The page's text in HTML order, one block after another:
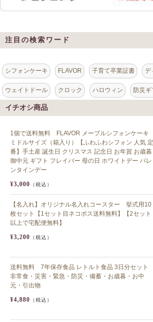
注目の検索ワード
シフォンケーキ FLAVOR 子育て卒業証書 デ
ウェイトドール クロック ハロウィン 防災ギ
イチオシ商品
1個で送料無料 FLAVOR メープルシフォンケーキ
ミドルサイズ（箱入り）【ふわふわシフォン 人気 定
番】手土産 誕生日 クリスマス 記念日 お年賀 お歳暮
御中元 ギフト フレイバー 母の日 ホワイトデー バレ
ンタインデー
¥3,000 （税込）
【名入れ】オリジナル名入れコースター 挙式用10
枚セット【1セット目ネコポス送料無料】【2セット
以上で宅配便無料】
¥3,200 （税込）
送料無料 7年保存食品 レトルト食品 3日分セット
非常食・災害・緊急・防災・備蓄・お歳暮・お中
元・引出物
¥4,880 （税込）